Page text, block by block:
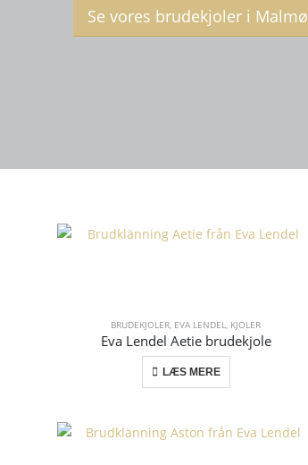
Se vores brudekjoler i Malmø
BRUDEKJOLER, EVA LENDEL, KJOLER
Eva Lendel Aetie brudekjole
LÆS MERE